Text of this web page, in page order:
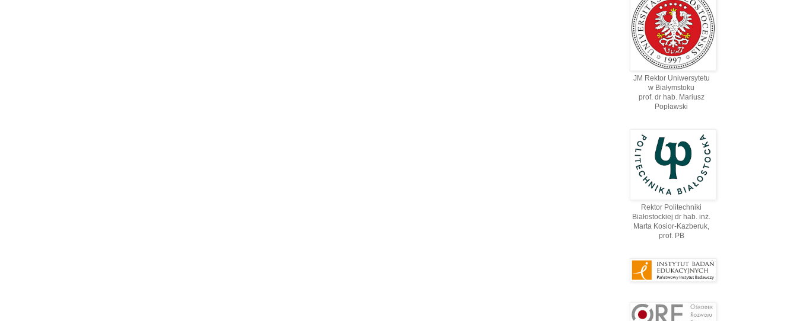
JM Rektor Uniwersytetu
w Białymstoku
prof. dr hab. Mariusz
Popławski
Rektor Politechniki
Białostockiej dr hab. inż.
Marta Kosior-Kazberuk,
prof. PВ